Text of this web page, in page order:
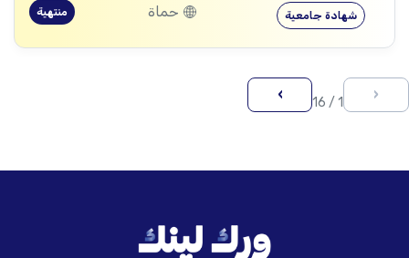
شهادة جامعية حماة منتهية
‹
1 / 16
›